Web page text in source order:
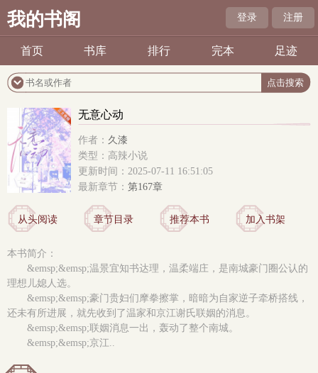
我的书阁 登录 注册
首页 书库 排行 完本 足迹
无意心动
作者： 久漆
类型：高辣小说
更新时间：2025-07-11 16:51:05
最新章节： 第167章
从头阅读 章节目录 推荐本书 加入书架
本书简介：
&emsp;&emsp;温景宜知书达理，温柔端庄，是南城豪门圈公认的
理想儿媳人选。
&emsp;&emsp;豪门贵妇们摩拳擦掌，暗暗为自家逆子牵桥搭线，
还未有所进展，就先收到了温家和京江谢氏联姻的消息。
&emsp;&emsp;联姻消息一出，轰动了整个南城。
&emsp;&emsp;京江..